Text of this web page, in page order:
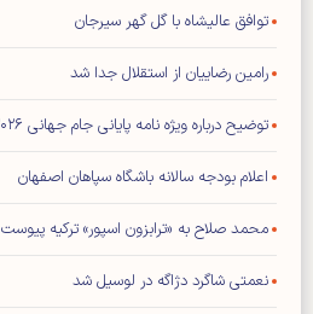
توافق عالیشاه با گل گهر سیرجان
رامین رضاییان از استقلال جدا شد
توضیح درباره ویژه نامه پایانی جام جهانی ۲۰۲۶
اعلام بودجه سالانه باشگاه سپاهان اصفهان
محمد صلاح به «ترابزون اسپور» ترکیه پیوست
نعمتی شاگرد دژاگه در لوسیل شد